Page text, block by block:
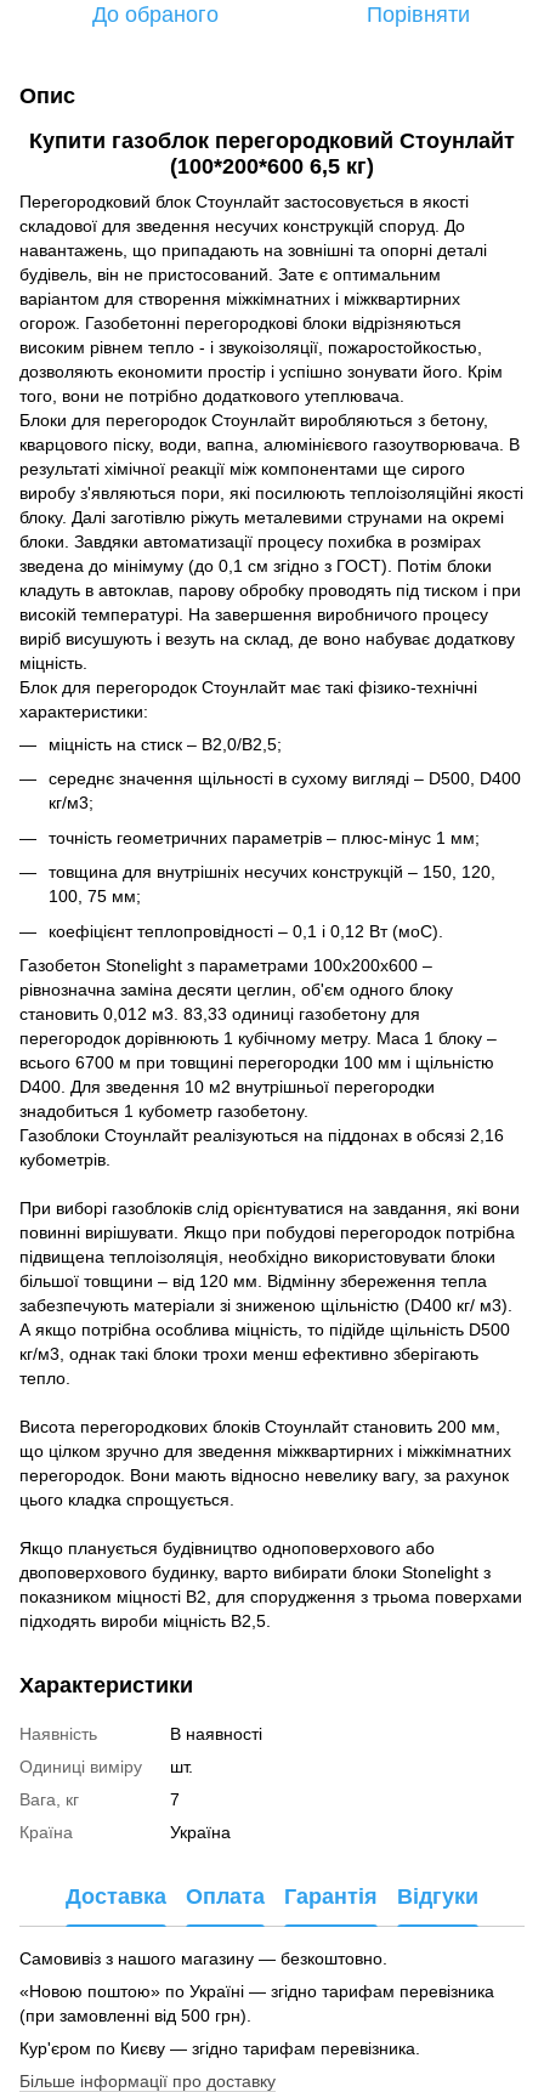
До обраного Порівняти
Опис
Купити газоблок перегородковий Стоунлайт
(100*200*600 6,5 кг)
Перегородковий блок Стоунлайт застосовується в якості
складової для зведення несучих конструкцій споруд. До
навантажень, що припадають на зовнішні та опорні деталі
будівель, він не пристосований. Зате є оптимальним
варіантом для створення міжкімнатних і міжквартирних
огорож. Газобетонні перегородкові блоки відрізняються
високим рівнем тепло - і звукоізоляції, пожаростойкостью,
дозволяють економити простір і успішно зонувати його. Крім
того, вони не потрібно додаткового утеплювача.
Блоки для перегородок Стоунлайт виробляються з бетону,
кварцового піску, води, вапна, алюмінієвого газоутворювача. В
результаті хімічної реакції між компонентами ще сирого
виробу з'являються пори, які посилюють теплоізоляційні якості
блоку. Далі заготівлю ріжуть металевими струнами на окремі
блоки. Завдяки автоматизації процесу похибка в розмірах
зведена до мінімуму (до 0,1 см згідно з ГОСТ). Потім блоки
кладуть в автоклав, парову обробку проводять під тиском і при
високій температурі. На завершення виробничого процесу
виріб висушують і везуть на склад, де воно набуває додаткову
міцність.
Блок для перегородок Стоунлайт має такі фізико-технічні
характеристики:
міцність на стиск – В2,0/В2,5;
середнє значення щільності в сухому вигляді – D500, D400
кг/м3;
точність геометричних параметрів – плюс-мінус 1 мм;
товщина для внутрішніх несучих конструкцій – 150, 120,
100, 75 мм;
коефіцієнт теплопровідності – 0,1 і 0,12 Вт (моС).
Газобетон Stonelight з параметрами 100х200х600 –
рівнозначна заміна десяти цеглин, об'єм одного блоку
становить 0,012 м3. 83,33 одиниці газобетону для
перегородок дорівнюють 1 кубічному метру. Маса 1 блоку –
всього 6700 м при товщині перегородки 100 мм і щільністю
D400. Для зведення 10 м2 внутрішньої перегородки
знадобиться 1 кубометр газобетону.
Газоблоки Стоунлайт реалізуються на піддонах в обсязі 2,16
кубометрів.
При виборі газоблоків слід орієнтуватися на завдання, які вони
повинні вирішувати. Якщо при побудові перегородок потрібна
підвищена теплоізоляція, необхідно використовувати блоки
більшої товщини – від 120 мм. Відмінну збереження тепла
забезпечують матеріали зі зниженою щільністю (D400 кг/ м3).
А якщо потрібна особлива міцність, то підійде щільність D500
кг/м3, однак такі блоки трохи менш ефективно зберігають
тепло.
Висота перегородкових блоків Стоунлайт становить 200 мм,
що цілком зручно для зведення міжквартирних і міжкімнатних
перегородок. Вони мають відносно невелику вагу, за рахунок
цього кладка спрощується.
Якщо планується будівництво одноповерхового або
двоповерхового будинку, варто вибирати блоки Stonelight з
показником міцності В2, для спорудження з трьома поверхами
підходять вироби міцність В2,5.
Характеристики
Наявність
В наявності
Одиниці виміру
шт.
Вага, кг
7
Країна
Україна
Доставка Оплата Гарантія Відгуки
Самовивіз з нашого магазину — безкоштовно.
«Новою поштою» по Україні — згідно тарифам перевізника
(при замовленні від 500 грн).
Кур'єром по Києву — згідно тарифам перевізника.
Більше інформації про доставку